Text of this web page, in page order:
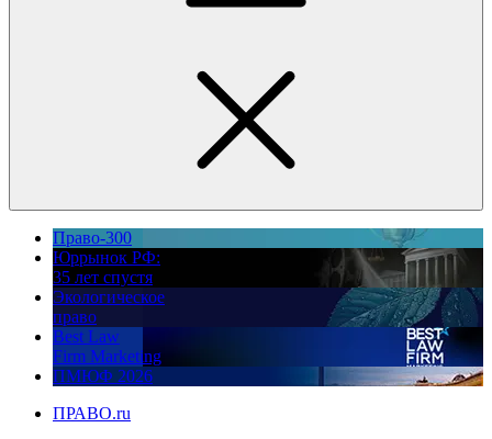
Право-300
Юррынок РФ:
35 лет спустя
Экологическое
право
Best Law
Firm Marketing
ПМЮФ 2026
ПРАВО.ru